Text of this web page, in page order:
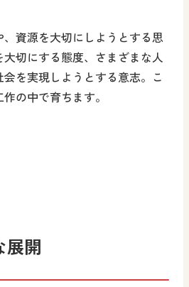
、資源を大切にしようとする思
切にする態度、さまざまな人
を実現しようとする意志。こ
の中で育ちます。
展開